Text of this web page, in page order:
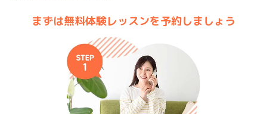
まずは無料体験レッスンを予約しましょう